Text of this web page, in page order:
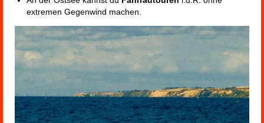
extremen Gegenwind machen.